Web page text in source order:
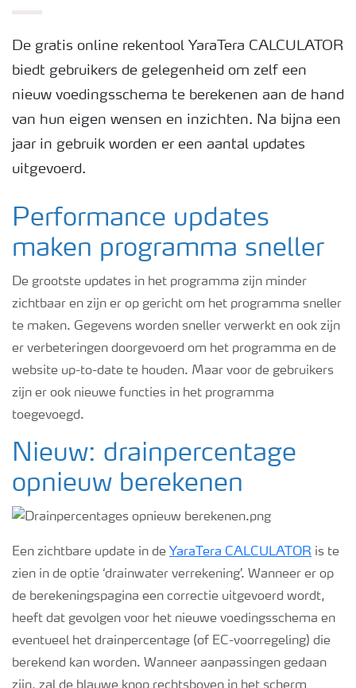
Webinars
De gratis online rekentool YaraTera CALCULATOR
biedt gebruikers de gelegenheid om zelf een
nieuw voedingsschema te berekenen aan de hand
van hun eigen wensen en inzichten. Na bijna een
jaar in gebruik worden er een aantal updates
uitgevoerd.
Performance updates
maken programma sneller
De grootste updates in het programma zijn minder
zichtbaar en zijn er op gericht om het programma sneller
te maken. Gegevens worden sneller verwerkt en ook zijn
er verbeteringen doorgevoerd om het programma en de
website up-to-date te houden. Maar voor de gebruikers
zijn er ook nieuwe functies in het programma
toegevoegd.
Nieuw: drainpercentage
opnieuw berekenen
Een zichtbare update in de YaraTera CALCULATOR is te
zien in de optie ‘drainwater verrekening’. Wanneer er op
de berekeningspagina een correctie uitgevoerd wordt,
heeft dat gevolgen voor het nieuwe voedingsschema en
eventueel het drainpercentage (of EC-voorregeling) die
berekend kan worden. Wanneer aanpassingen gedaan